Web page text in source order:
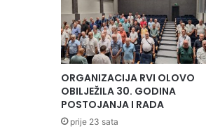
ORGANIZACIJA RVI OLOVO
OBILJEŽILA 30. GODINA
POSTOJANJA I RADA
prije 23 sata